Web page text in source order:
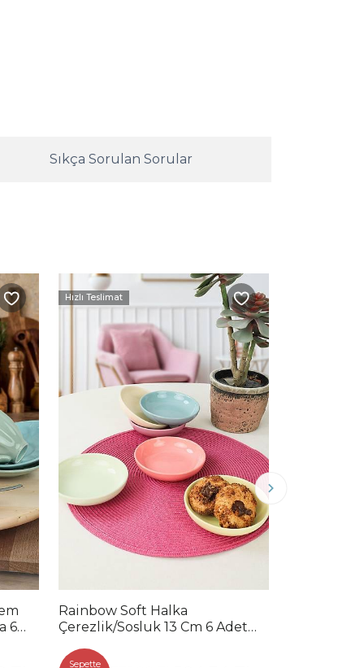
Sıkça Sorulan Sorular
6
Hızlı Teslimat
Rainbow Soft Halka
Çerezlik/Sosluk 13 Cm 6 Adet
Sepette